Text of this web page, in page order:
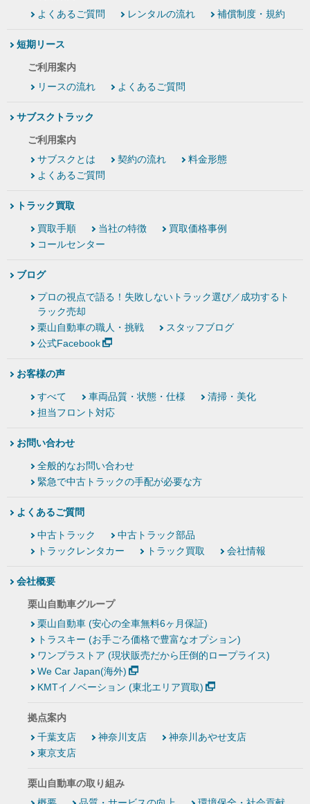
よくあるご質問
レンタルの流れ 補償制度・規約
短期リース
ご利用案内
リースの流れ
よくあるご質問
サブスクトラック
ご利用案内
サブスクとは
契約の流れ
料金形態
よくあるご質問
トラック買取
買取手順 当社の特徴
買取価格事例
コールセンター
ブログ
プロの視点で語る！失敗しないトラック選び／成功するト
ラック売却
栗山自動車の職人・挑戦
スタッフブログ
公式Facebook
お客様の声
すべて 車両品質・状態・仕様
清掃・美化
担当フロント対応
お問い合わせ
全般的なお問い合わせ
緊急で中古トラックの手配が必要な方
よくあるご質問
中古トラック
中古トラック部品
トラックレンタカー
トラック買取 会社情報
会社概要
栗山自動車グループ
栗山自動車 (安心の全車無料6ヶ月保証)
トラスキー (お手ごろ価格で豊富なオプション)
ワンプラストア (現状販売だから圧倒的ロープライス)
We Car Japan(海外)
KMTイノベーション (東北エリア買取)
拠点案内
千葉支店
神奈川支店
神奈川あやせ支店
東京支店
栗山自動車の取り組み